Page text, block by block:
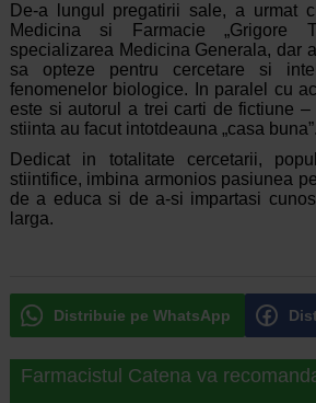
De-a lungul pregatirii sale, a urmat
Medicina si Farmacie „Grigore
specializarea Medicina Generala, dar
sa opteze pentru cercetare si
fenomenelor biologice. In paralel cu
este si autorul a trei carti de fictiune
stiinta au facut intotdeauna „casa buna”.
Dedicat in totalitate cercetarii,
stiintifice, imbina armonios pasiunea
de a educa si de a-si impartasi
larga.
Distribuie pe WhatsApp
Farmacistul Catena va